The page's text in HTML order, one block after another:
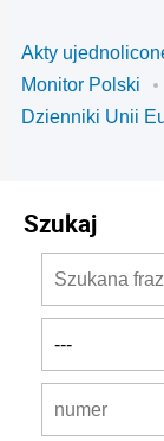
Akty
Monitor Polski
Dzienniki Unii
Szukaj